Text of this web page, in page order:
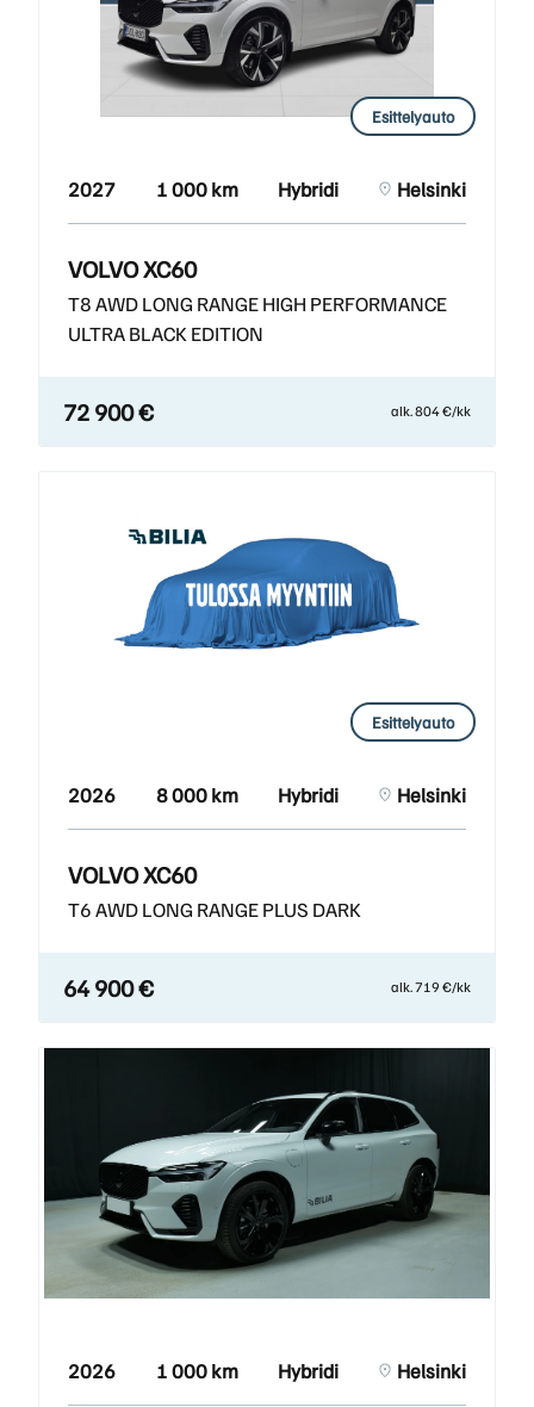
Esittelyauto
2027 1 000 km Hybridi Helsinki
VOLVO XC60
T8 AWD LONG RANGE HIGH PERFORMANCE
ULTRA BLACK EDITION
72 900 € alk. 804 €/kk
Esittelyauto
2026 8 000 km Hybridi Helsinki
VOLVO XC60
T6 AWD LONG RANGE PLUS DARK
64 900 € alk. 719 €/kk
2026 1 000 km Hybridi Helsinki